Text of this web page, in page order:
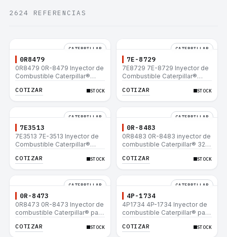
2624 REFERENCIAS
CATERPILLAR
0R8479
0R8479 0R-8479 Inyector de
Combustible Caterpillar®
IT14B 910E
COTIZAR STOCK
CATERPILLAR
7E-8729
7E8729 7E-8729 Inyector de
Combustible Caterpillar®
IT14B 910E
COTIZAR STOCK
CATERPILLAR
7E3513
7E3513 7E-3513 Inyector de
Combustible Caterpillar®
IT14B 910E
COTIZAR STOCK
CATERPILLAR
0R-8483
0R8483 0R-8483 inyector de
combustible Caterpillar® 320
320N 320-A S IT18F IT28F
COTIZAR STOCK
CATERPILLAR
0R-8473
0R8473 0R-8473 Inyector de
combustible Caterpillar® para
COTIZAR STOCK
CATERPILLAR
4P-1734
4P1734 4P-1734 Inyector de
combustible Caterpillar® para
COTIZAR STOCK